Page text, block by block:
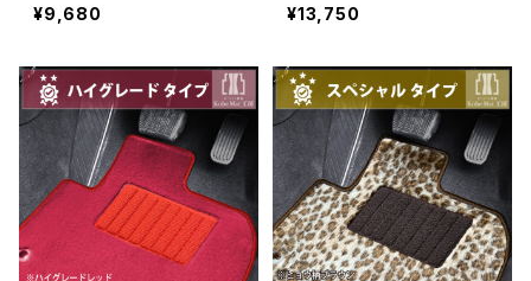
水 ラバータイプ
¥9,680
タンダードタイプ
¥13,750